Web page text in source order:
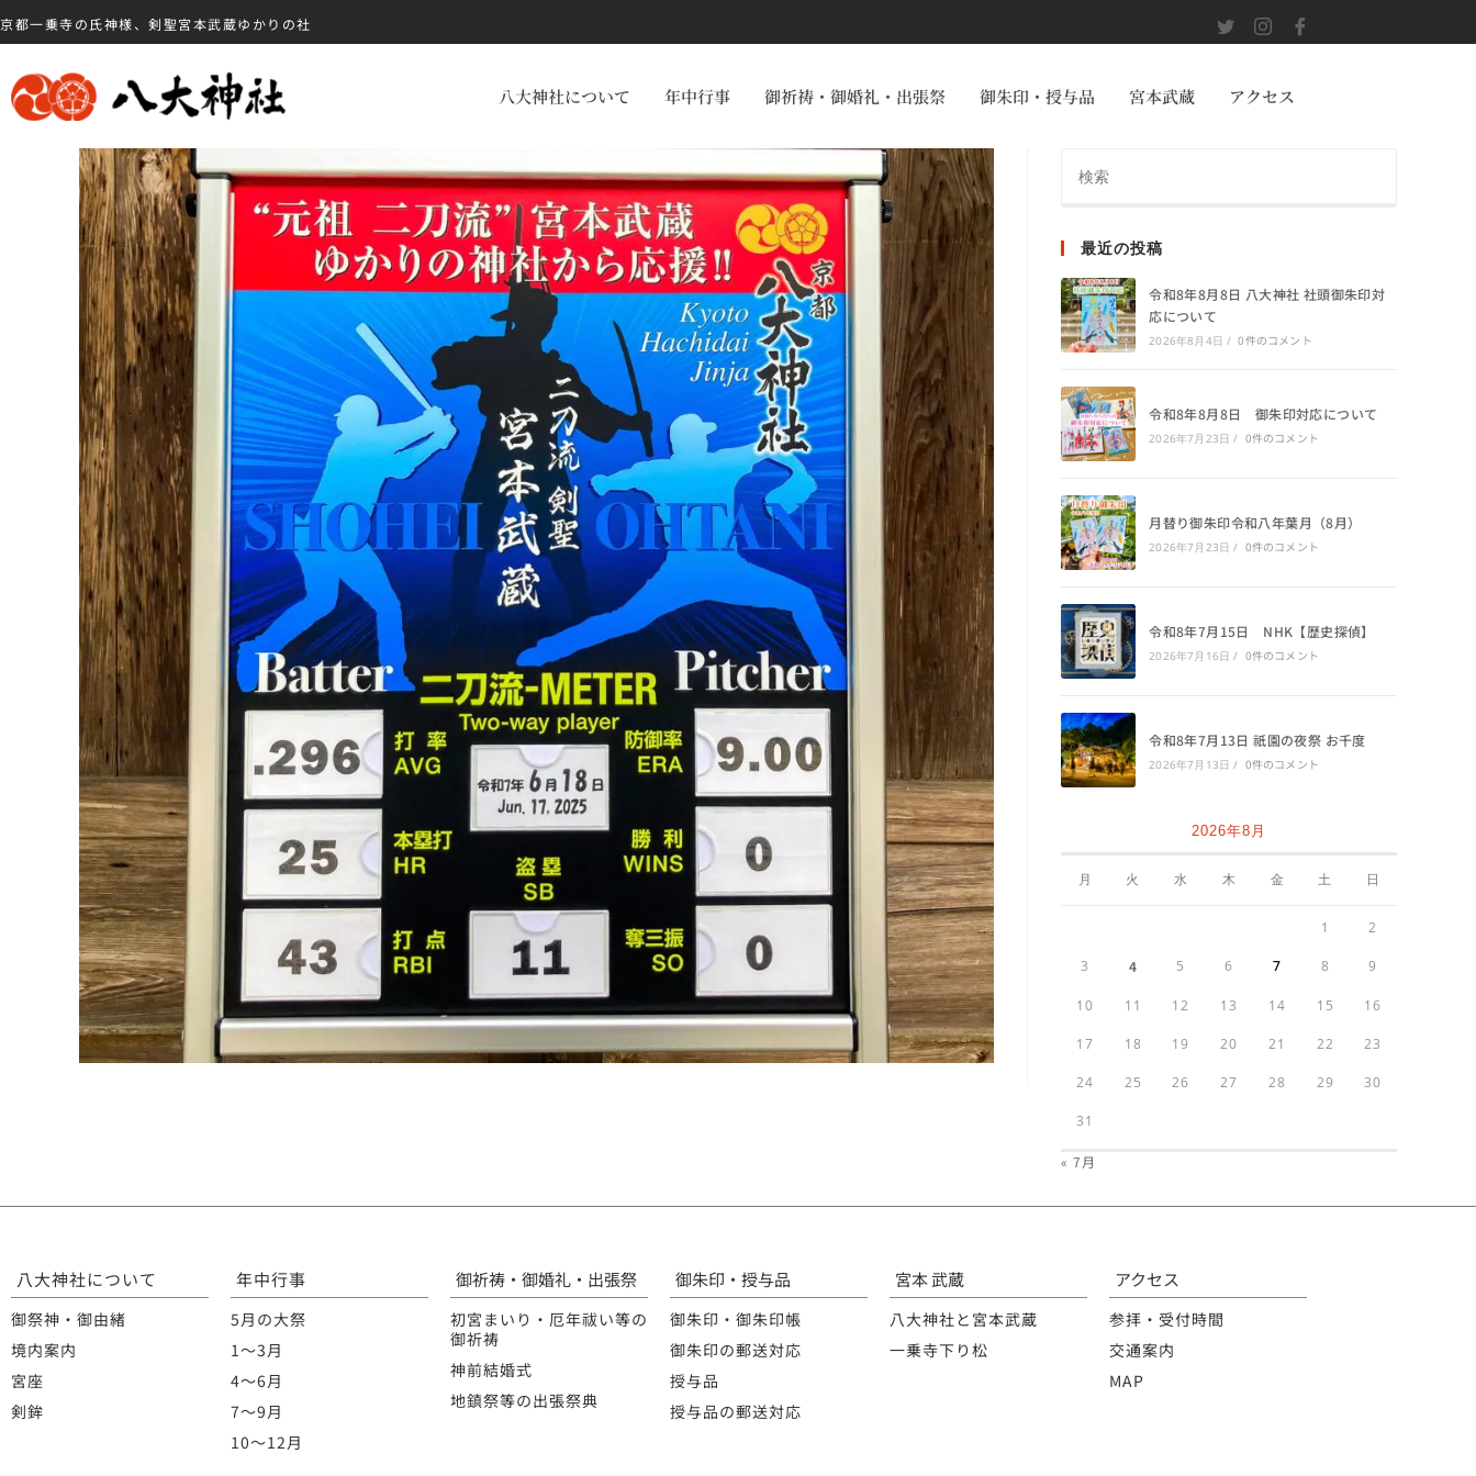
京都一乗寺の氏神様、剣聖宮本武蔵ゆかりの社
八大神社について 年中行事 御祈祷・御婚礼・出張祭 御朱印・授与品 宮本武蔵 アクセス
最近の投稿
令和8年8月8日 八大神社 社頭御朱印対
応について
2026年8月4日 / 0件のコメント
令和8年8月8日 御朱印対応について
2026年7月23日 / 0件のコメント
月替り御朱印令和八年葉月（8月）
2026年7月23日 / 0件のコメント
令和8年7月15日 NHK【歴史探偵】
2026年7月16日 / 0件のコメント
令和8年7月13日 祇園の夜祭 お千度
2026年7月13日 / 0件のコメント
2026年8月
月 火 水 木 金 土 日
1 2
3 4 5 6 7 8 9
10 11 12 13 14 15 16
17 18 19 20 21 22 23
24 25 26 27 28 29 30
31
« 7月
八大神社について
御祭神・御由緒
境内案内
宮座
剣鉾
年中行事
5月の大祭
1〜3月
4〜6月
7〜9月
10〜12月
御祈祷・御婚礼・出張祭
初宮まいり・厄年祓い等の
御祈祷
神前結婚式
地鎮祭等の出張祭典
御朱印・授与品
御朱印・御朱印帳
御朱印の郵送対応
授与品
授与品の郵送対応
宮本 武蔵
八大神社と宮本武蔵
一乗寺下り松
アクセス
参拝・受付時間
交通案内
MAP